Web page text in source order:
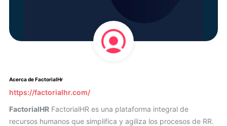
Acerca de FactorialHr
https://factorialhr.com/
FactorialHR FactorialHR es una plataforma integral de
recursos humanos que simplifica y agiliza los procesos de RR.